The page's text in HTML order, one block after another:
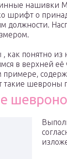
нашивки
шрифт о
должности.
как понятно из
в верхней
шевроны